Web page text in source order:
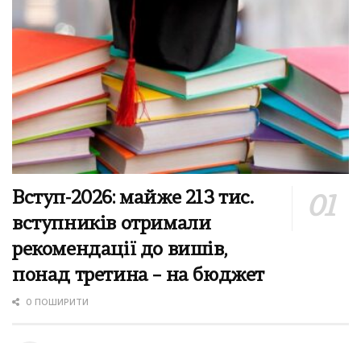
Вступ-2026: майже 213 тис.
вступників отримали
рекомендації до вишів,
понад третина – на бюджет
0 ПОШИРИТИ